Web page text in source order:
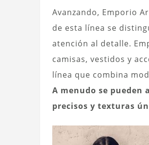
Avanzando, Emporio
de esta línea se
atención al detalle.
camisas, vestidos y
línea que combina
A menudo se
precisos y texturas